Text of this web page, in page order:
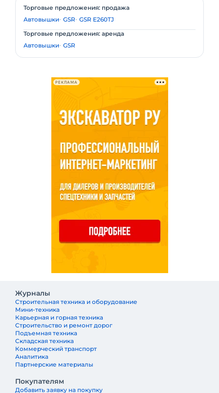
Торговые предложения: продажа
Автовышки GSR GSR E260TJ
Торговые предложения: аренда
Автовышки GSR
РЕКЛАМА
Журналы
Строительная техника и оборудование
Мини-техника
Карьерная и горная техника
Строительство и ремонт дорог
Подъемная техника
Складская техника
Коммерческий транспорт
Аналитика
Партнерские материалы
Покупателям
Добавить заявку на покупку